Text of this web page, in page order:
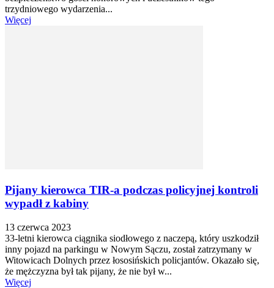
trzydniowego wydarzenia...
Więcej
Pijany kierowca TIR-a podczas policyjnej kontroli
wypadł z kabiny
13 czerwca 2023
33-letni kierowca ciągnika siodłowego z naczepą, który uszkodził
inny pojazd na parkingu w Nowym Sączu, został zatrzymany w
Witowicach Dolnych przez łososińskich policjantów. Okazało się,
że mężczyzna był tak pijany, że nie był w...
Więcej